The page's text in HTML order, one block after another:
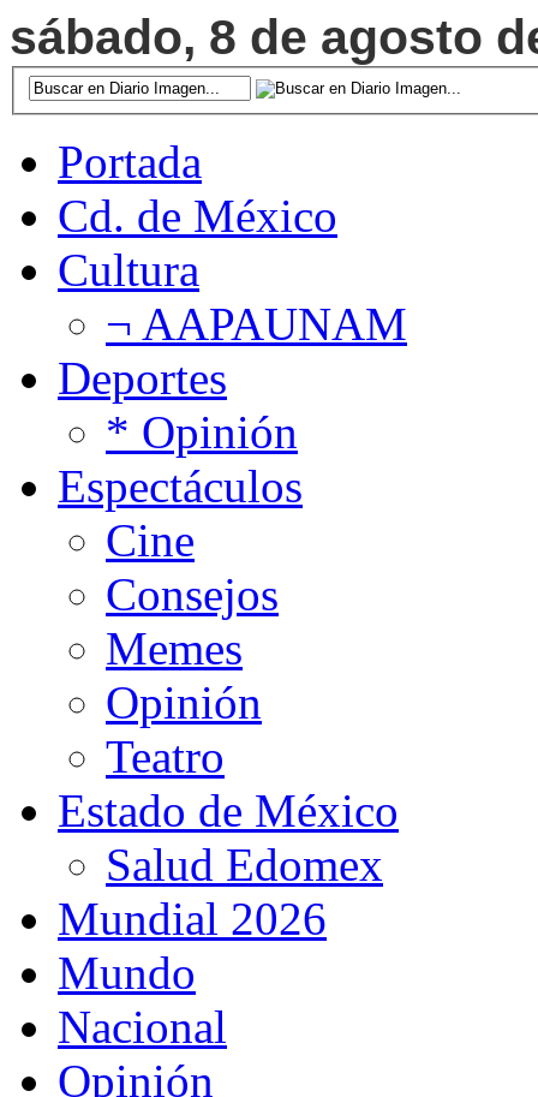
sábado, 8 de agosto
Portada
Cd. de México
Cultura
¬ AAPAUNAM
Deportes
* Opinión
Espectáculos
Cine
Consejos
Memes
Opinión
Teatro
Estado de México
Salud Edomex
Mundial 2026
Mundo
Nacional
Opinión